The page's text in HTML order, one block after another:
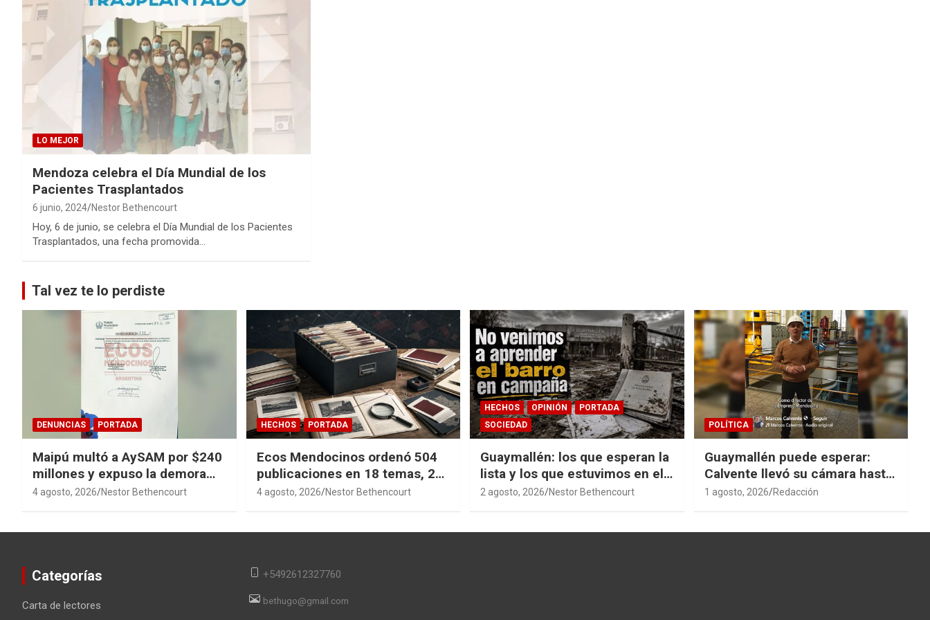
LO MEJOR
Mendoza celebra el Día Mundial de los
Pacientes Trasplantados
6 junio, 2024 Nestor Bethencourt
Hoy, 6 de junio, se celebra el Día Mundial de los Pacientes
Trasplantados, una fecha promovida…
Tal vez te lo perdiste
DENUNCIAS PORTADA
Maipú multó a AySAM por $240
millones y expuso la demora
cloacal en Guaymallén
4 agosto, 2026 Nestor Bethencourt
HECHOS PORTADA
Ecos Mendocinos ordenó 504
publicaciones en 18 temas, 27
sagas y 14 índices para
4 agosto, 2026 Nestor Bethencourt
HECHOS OPINIÓN
PORTADA
SOCIEDAD
Guaymallén: los que esperan la
lista y los que estuvimos en el
barro
2 agosto, 2026 Nestor Bethencourt
POLÍTICA
Guaymallén puede esperar:
Calvente llevó su cámara hasta
San Rafael
1 agosto, 2026 Redacción
Categorías
Carta de lectores
+5492612327760
bethugo@gmail.com